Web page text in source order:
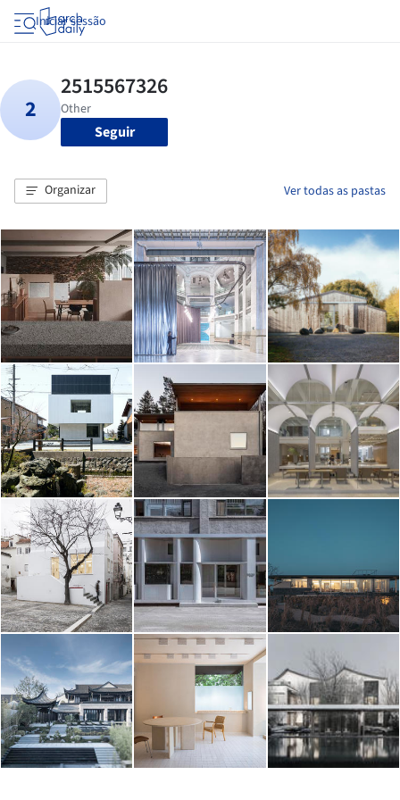
Iniciar sessão
Seguir
Organizar Ver todas as pastas